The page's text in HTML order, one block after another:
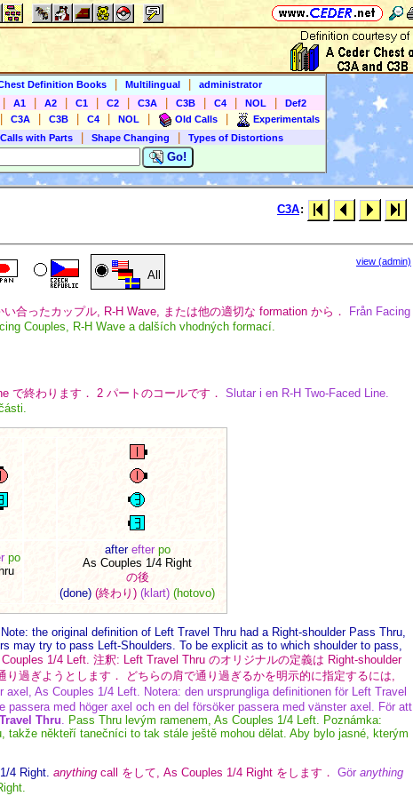
Definition Books Multilingual
administrator
A1 A2 C1 C2 C3A C3B C4 NOL
Def2
C3A C3B C4 NOL Old Calls
Experimentals
Calls with Parts Shape Changing
Types of Distortions
Go!
C3A:
All
view (admin)
い合ったカップル, R-H Wave, または他の適切な formation から．
Från Facing
Couples, R-H Wave a dalších vhodných formací.
で終わります． 2 パートのコールです． Slutar i en R-H Two-Faced Line.
po
after efter po
As Couples 1/4 Right
の後
(done) (終わり) (klart) (hotovo)
the original definition of Left Travel Thru had a Right-shoulder Pass Thru,
may try to pass Left-Shoulders. To be explicit as to which shoulder to pass,
Couples 1/4 Left. 注釈: Left Travel Thru のオリジナルの定義は Right-shoulder
過ぎようとします． どちらの肩で通り過ぎるかを明示的に指定するには,
axel, As Couples 1/4 Left. Notera: den ursprungliga definitionen för Left Travel
med höger axel och en del försöker passera med vänster axel. För att
Travel Thru
Pass Thru levým ramenem, As Couples 1/4 Left. Poznámka:
takže někteří tanečníci to tak stále ještě mohou dělat. Aby bylo jasné, kterým
4 Right. anything call をして, As Couples 1/4 Right をします． Gör anything